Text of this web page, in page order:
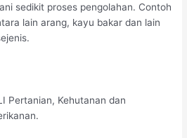
sedikit proses pengolahan. Contoh
lain arang, kayu bakar dan lain
Pertanian, Kehutanan dan